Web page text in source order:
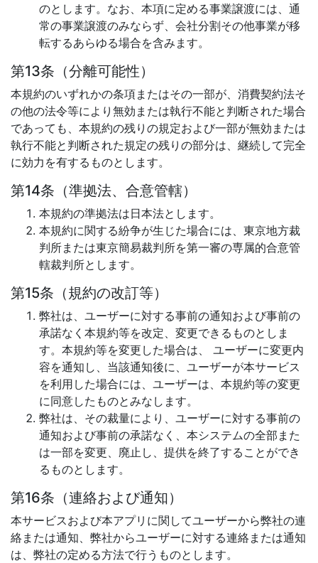
のとします。なお、本項に定める事業譲渡には、通
常の事業譲渡のみならず、会社分割その他事業が移
転するあらゆる場合を含みます。
第13条（分離可能性）
本規約のいずれかの条項またはその一部が、消費契約法そ
の他の法令等により無効または執行不能と判断された場合
であっても、本規約の残りの規定および一部が無効または
執行不能と判断された規定の残りの部分は、継続して完全
に効力を有するものとします。
第14条（準拠法、合意管轄）
本規約の準拠法は日本法とします。
本規約に関する紛争が生じた場合には、東京地方裁
判所または東京簡易裁判所を第一審の専属的合意管
轄裁判所とします。
第15条（規約の改訂等）
弊社は、ユーザーに対する事前の通知および事前の
承諾なく本規約等を改定、変更できるものとしま
す。本規約等を変更した場合は、 ユーザーに変更内
容を通知し、当該通知後に、ユーザーが本サービス
を利用した場合には、ユーザーは、本規約等の変更
に同意したものとみなします。
弊社は、その裁量により、ユーザーに対する事前の
通知および事前の承諾なく、本システムの全部また
は一部を変更、廃止し、提供を終了することができ
るものとします。
第16条（連絡および通知）
本サービスおよび本アプリに関してユーザーから弊社の連
絡または通知、弊社からユーザーに対する連絡または通知
は、弊社の定める方法で行うものとします。